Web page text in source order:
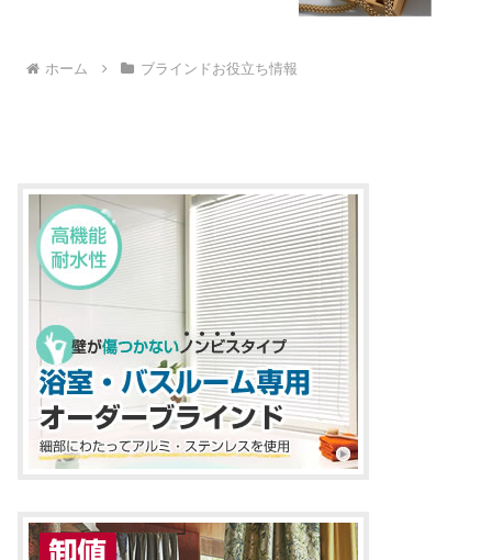
ホーム ブラインドお役立ち情報